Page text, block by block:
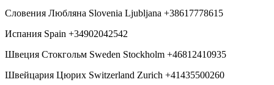
Словения Любляна Slovenia Ljubljana +38617778615
Испания Spain +34902042542
Швеция Стокгольм Sweden Stockholm +46812410935
Швейцария Цюрих Switzerland Zurich +41435500260